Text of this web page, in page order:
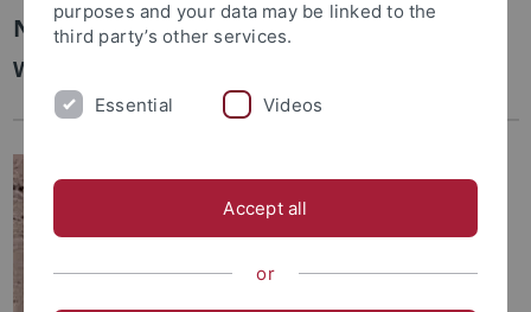
Nicole Sommer, M.A.
Wissenschaftliche Mitarbeiterin
purposes and your data may be linked to the
third party’s other services.
Essential Videos
Accept all
or